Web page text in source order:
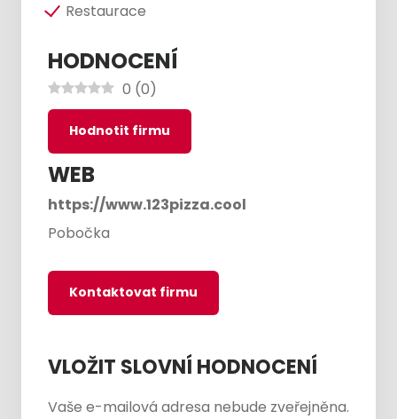
Restaurace
HODNOCENÍ
0 (0)
Hodnotit firmu
WEB
https://www.123pizza.cool
Pobočka
Kontaktovat firmu
VLOŽIT SLOVNÍ HODNOCENÍ
Vaše e-mailová adresa nebude zveřejněna.